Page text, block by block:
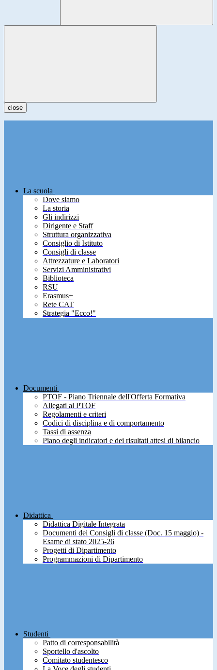
close
La scuola
Dove siamo
La storia
Gli indirizzi
Dirigente e Staff
Struttura organizzativa
Consiglio di Istituto
Consigli di classe
Attrezzature e Laboratori
Servizi Amministrativi
Biblioteca
RSU
Erasmus+
Rete CAT
Strategia "Ecco!"
Documenti
PTOF - Piano Triennale dell'Offerta Formativa
Allegati al PTOF
Regolamenti e criteri
Codici di disciplina e di comportamento
Tassi di assenza
Piano degli indicatori e dei risultati attesi di bilancio
Didattica
Didattica Digitale Integrata
Documenti dei Consigli di classe (Doc. 15 maggio) -
Esame di stato 2025-26
Progetti di Dipartimento
Programmazioni di Dipartimento
Studenti
Patto di corresponsabilità
Sportello d'ascolto
Comitato studentesco